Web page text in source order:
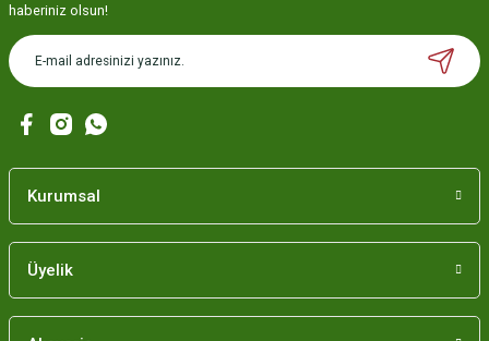
haberiniz olsun!
Kurumsal
Üyelik